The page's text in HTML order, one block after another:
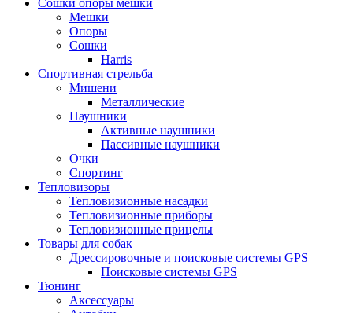
Сошки опоры мешки
Мешки
Опоры
Сошки
Harris
Спортивная стрельба
Мишени
Металлические
Наушники
Активные наушники
Пассивные наушники
Очки
Спортинг
Тепловизоры
Тепловизионные насадки
Тепловизионные приборы
Тепловизионные прицелы
Товары для собак
Дрессировочные и поисковые системы GPS
Поисковые системы GPS
Тюнинг
Аксессуары